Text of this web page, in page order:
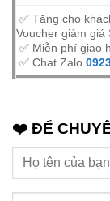
✅ Tặng cho
Voucher giảm giá
✅ Miễn phí giao
✅ Chat Zalo
❤️ ĐỂ